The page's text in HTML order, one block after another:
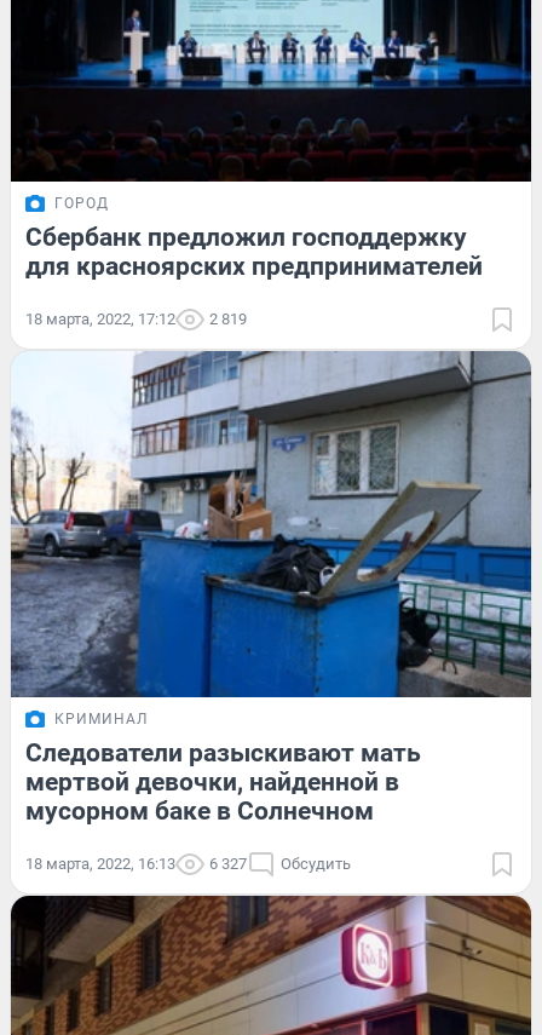
ГОРОД
Сбербанк предложил господдержку
для красноярских предпринимателей
18 марта, 2022, 17:12 2 819
КРИМИНАЛ
Следователи разыскивают мать
мертвой девочки, найденной в
мусорном баке в Солнечном
18 марта, 2022, 16:13 6 327 Обсудить